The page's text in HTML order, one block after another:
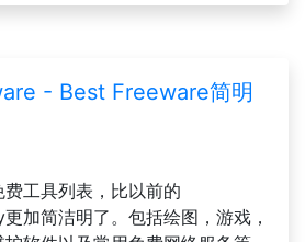
- Best Freeware简明
工具列表，比以前的
加简洁明了。包括绘图，游戏，